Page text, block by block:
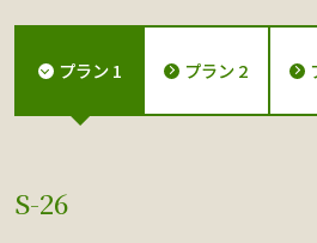
プラン 1 プラン 2
S-26